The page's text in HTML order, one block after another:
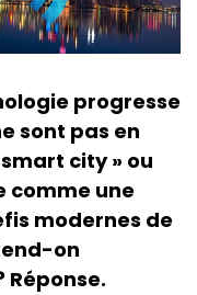
progresse
sont pas en
city » ou
comme une
modernes de
on